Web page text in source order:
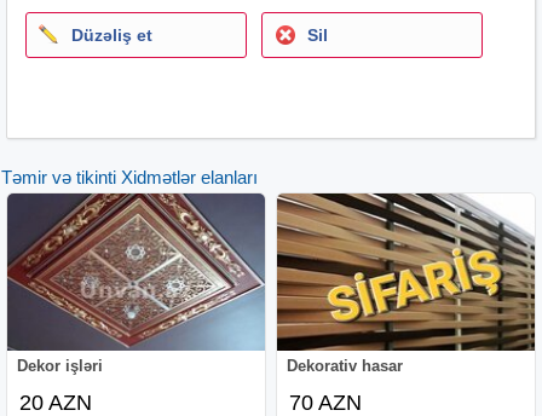
Düzəliş et Sil
Təmir və tikinti Xidmətlər elanları
Dekor işləri
20 AZN
Dekorativ hasar
70 AZN